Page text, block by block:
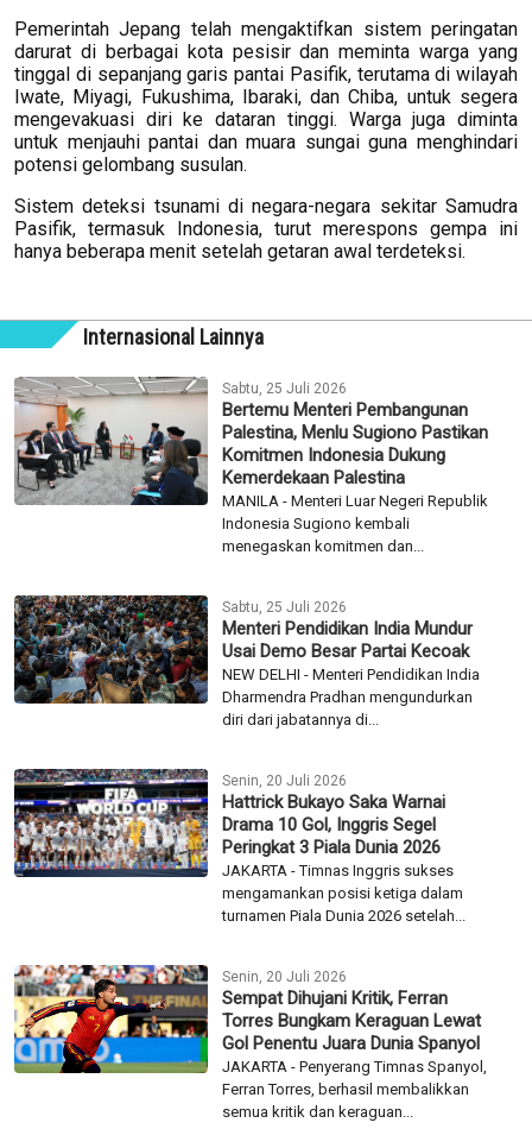
Pemerintah Jepang telah mengaktifkan sistem peringatan
darurat di berbagai kota pesisir dan meminta warga yang
tinggal di sepanjang garis pantai Pasifik, terutama di wilayah
Iwate, Miyagi, Fukushima, Ibaraki, dan Chiba, untuk segera
mengevakuasi diri ke dataran tinggi. Warga juga diminta
untuk menjauhi pantai dan muara sungai guna menghindari
potensi gelombang susulan.
Sistem deteksi tsunami di negara-negara sekitar Samudra
Pasifik, termasuk Indonesia, turut merespons gempa ini
hanya beberapa menit setelah getaran awal terdeteksi.
Internasional Lainnya
Sabtu, 25 Juli 2026
Bertemu Menteri Pembangunan
Palestina, Menlu Sugiono Pastikan
Komitmen Indonesia Dukung
Kemerdekaan Palestina
MANILA - Menteri Luar Negeri Republik
Indonesia Sugiono kembali
menegaskan komitmen dan...
Sabtu, 25 Juli 2026
Menteri Pendidikan India Mundur
Usai Demo Besar Partai Kecoak
NEW DELHI - Menteri Pendidikan India
Dharmendra Pradhan mengundurkan
diri dari jabatannya di...
Senin, 20 Juli 2026
Hattrick Bukayo Saka Warnai
Drama 10 Gol, Inggris Segel
Peringkat 3 Piala Dunia 2026
JAKARTA - Timnas Inggris sukses
mengamankan posisi ketiga dalam
turnamen Piala Dunia 2026 setelah...
Senin, 20 Juli 2026
Sempat Dihujani Kritik, Ferran
Torres Bungkam Keraguan Lewat
Gol Penentu Juara Dunia Spanyol
JAKARTA - Penyerang Timnas Spanyol,
Ferran Torres, berhasil membalikkan
semua kritik dan keraguan...